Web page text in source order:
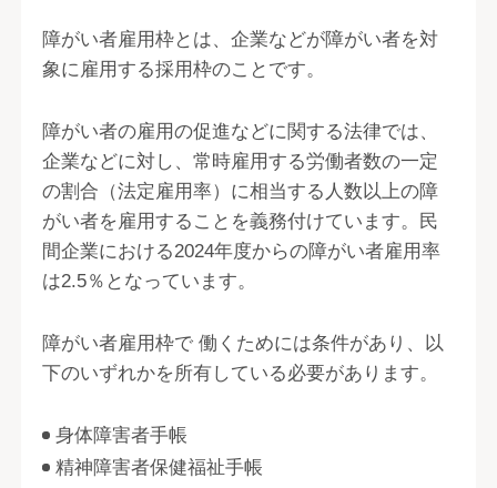
障がい者雇用枠とは、企業などが障がい者を対
象に雇用する採用枠のことです。
障がい者の雇用の促進などに関する法律では、
企業などに対し、常時雇用する労働者数の一定
の割合（法定雇用率）に相当する人数以上の障
がい者を雇用することを義務付けています。民
間企業における2024年度からの障がい者雇用率
は2.5％となっています。
障がい者雇用枠で 働くためには条件があり、以
下のいずれかを所有している必要があります。
身体障害者手帳
精神障害者保健福祉手帳